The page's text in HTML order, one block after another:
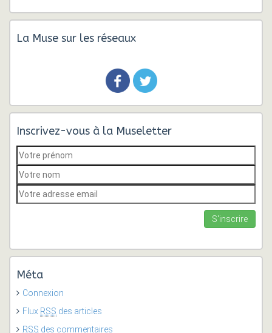
La Muse sur les réseaux
Inscrivez-vous à la Museletter
Méta
Connexion
Flux RSS des articles
RSS des commentaires